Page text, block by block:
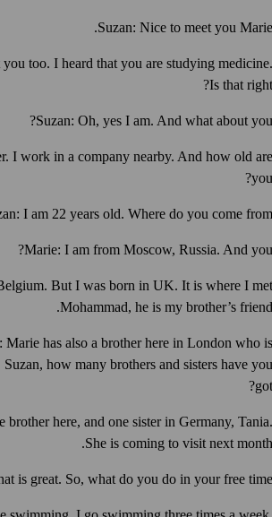
Suzan: Nice to meet you Marie.
you too. I heard that you are studying medicine.
Is that right?
Suzan: Oh, yes I am. And what about you?
I work in a company nearby. And how old are
you?
I am 22 years old. Where do you come from?
Marie: I am from Moscow, Russia. And you?
Belgium. But I was born in UK. It is where I met
Mohammad, he is my brother’s friend.
Marie has also a brother here in London who is
Suzan, how many brothers and sisters have you
got?
brother here, and one sister in Germany, Tania.
She is coming to visit next month.
is great. So, what do you do in your free time?